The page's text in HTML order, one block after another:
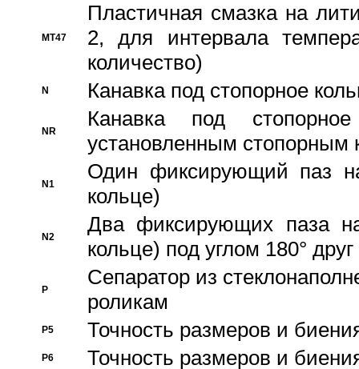
MT47
Пластичная смазка на
2, для интервала
количество)
N Канавка под стопорное
NR
Канавка под
установленным стопорным
N1
Один фиксирующий паз
кольце)
N2
Два фиксирующих паза
кольце) под углом 180° друг
P
Cепаратор из
роликам
P5 Точность размеров и
P6 Точность размеров и